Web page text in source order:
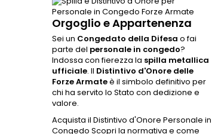
Orgoglio e Appartenenza
Sei un Congedato della Difesa o fai
parte del personale in congedo?
Indossa con fierezza la spilla metallica
ufficiale. Il Distintivo d'Onore delle
Forze Armateè il simbolo definitivo per
chi ha servito lo Stato con dedizione e
valore.
Acquista il Distintivo d'Onore Personale in
Congedo Scopri la normativa e come